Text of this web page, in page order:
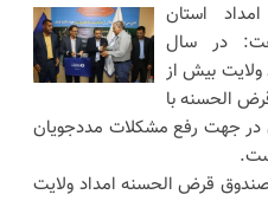
استان
در سال
ولایت بیش از
قرض الحسنه با
میلیارد تومان در جهت رفع مشکلات مددجویان
قرض الحسنه امداد ولایت